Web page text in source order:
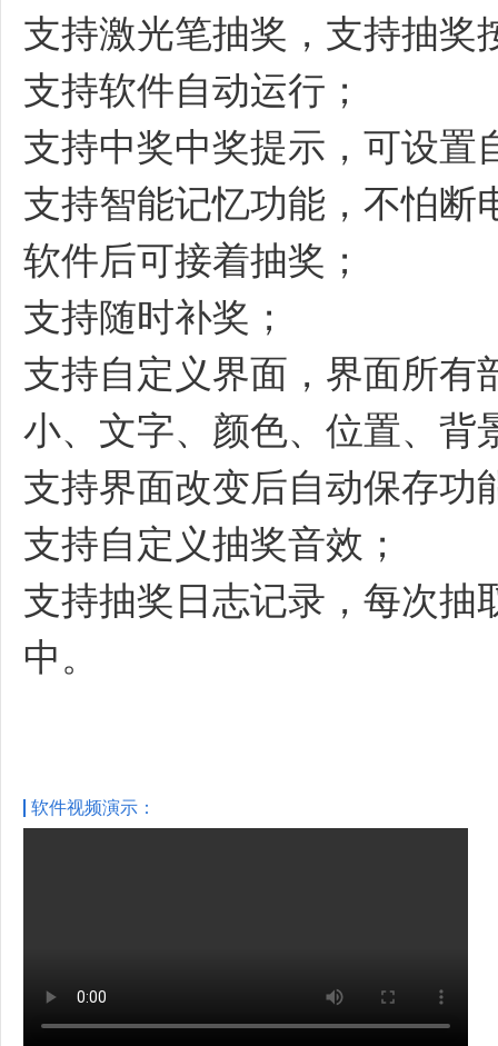
支持激光笔抽奖，支持抽奖
支持软件自动运行；
支持中奖中奖提示，可设置
支持智能记忆功能，不怕断
软件后可接着抽奖；
支持随时补奖；
支持自定义界面，界面所有
小、文字、颜色、位置、背
支持界面改变后自动保存功
支持自定义抽奖音效；
支持抽奖日志记录，每次抽
中。
软件视频演示：